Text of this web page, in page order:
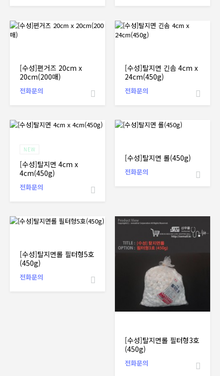
[수성]편거즈 20cm x
20cm(200매)
전화문의
[수성]탈지면 긴솜 4cm x
24cm(450g)
전화문의
NEW
[수성]탈지면 4cm x
4cm(450g)
전화문의
[수성]탈지면 롤(450g)
전화문의
[수성]탈지면롤 필터형5호
(450g)
전화문의
[수성]탈지면롤 필터형3호
(450g)
전화문의